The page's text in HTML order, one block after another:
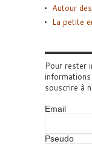
Autour
La petite
Pour rester
souscrire à
Email
Pseudo